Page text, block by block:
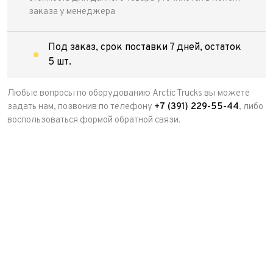
заказа у менеджера
Под заказ, срок поставки 7 дней, остаток
5 шт.
Любые вопросы по оборудованию Arctic Trucks вы можете
задать нам, позвонив по телефону +7 (391) 229-55-44, либо
воспользоваться формой обратной связи.